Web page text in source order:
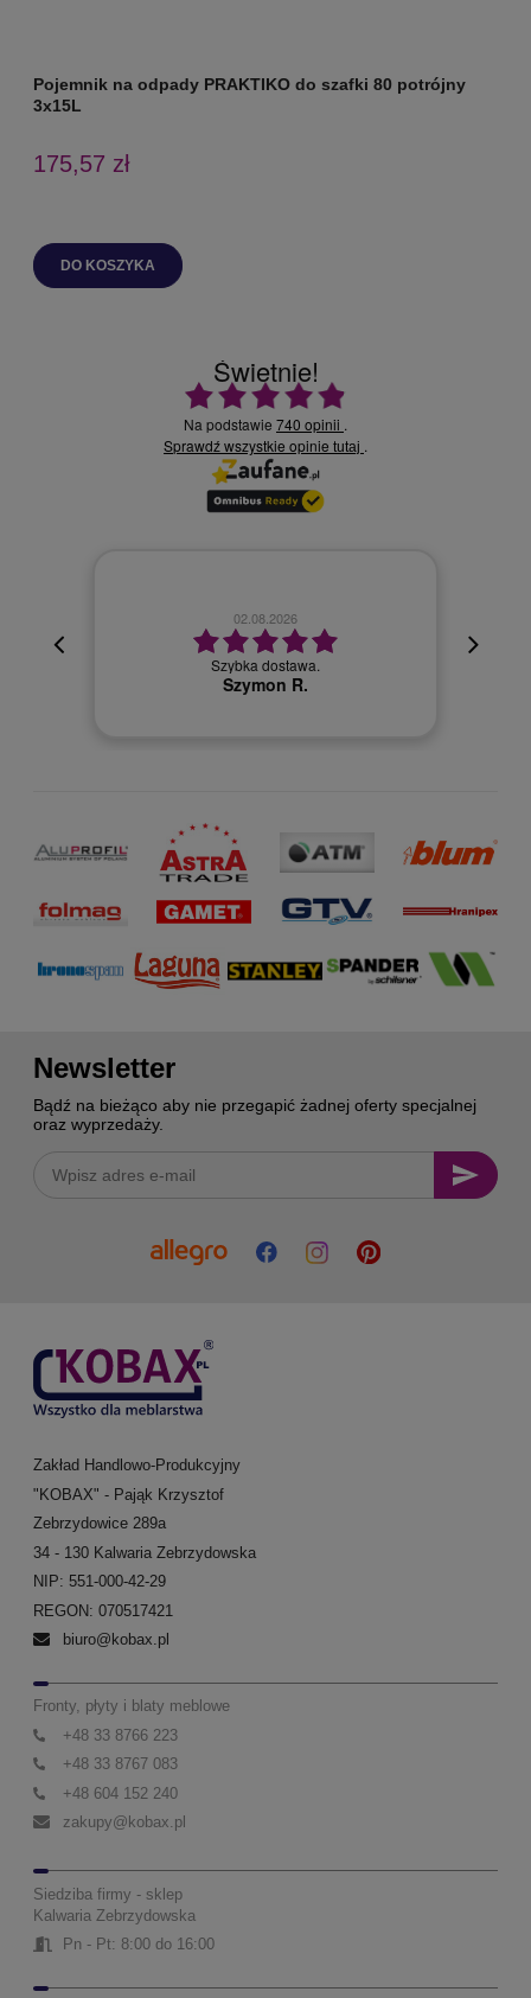
Pojemnik na odpady PRAKTIKO do szafki 80 potrójny
3x15L
175,57 zł
DO KOSZYKA
Świetnie!
Ocena średnia 4.9 na 5
Na podstawie 740 opinii .
Sprawdź wszystkie opinie tutaj .
02.08.2026
Szybka dostawa.
Szymon R.
Newsletter
Bądź na bieżąco aby nie przegapić żadnej oferty specjalnej
oraz wyprzedaży.
Zakład Handlowo-Produkcyjny
"KOBAX" - Pająk Krzysztof
Zebrzydowice 289a
34 - 130 Kalwaria Zebrzydowska
NIP: 551-000-42-29
REGON: 070517421
biuro@kobax.pl
Fronty, płyty i blaty meblowe
+48 33 8766 223
+48 33 8767 083
+48 604 152 240
zakupy@kobax.pl
Siedziba firmy - sklep
Kalwaria Zebrzydowska
Pn - Pt: 8:00 do 16:00